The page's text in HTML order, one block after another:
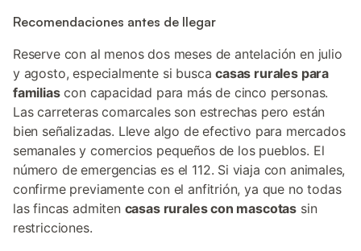
Recomendaciones antes de llegar
Reserve con al menos dos meses de antelación en julio
y agosto, especialmente si buscacasas rurales para
familiascon capacidad para más de cinco personas.
Las carreteras comarcales son estrechas pero están
bien señalizadas. Lleve algo de efectivo para mercados
semanales y comercios pequeños de los pueblos. El
número de emergencias es el 112. Si viaja con animales,
confirme previamente con el anfitrión, ya que no todas
las fincas admiten casas rurales con mascotas sin
restricciones.